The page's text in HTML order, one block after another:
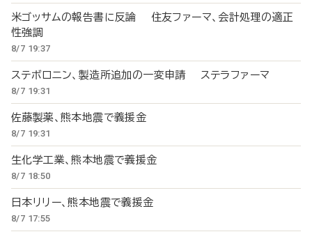
米ゴッサムの報告書に反論 住友ファーマ、会計処理の適正
性強調
8/7 19:37
ステボロニン、製造所追加の一変申請 ステラファーマ
8/7 19:31
佐藤製薬、熊本地震で義援金
8/7 19:31
生化学工業、熊本地震で義援金
8/7 18:50
日本リリー、熊本地震で義援金
8/7 17:55